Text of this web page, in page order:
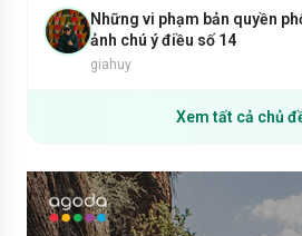
Những vi phạm bản quyền
ảnh chú ý điều số 14
giahuy
Xem tất cả chủ